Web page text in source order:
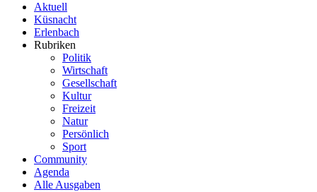
Aktuell
Küsnacht
Erlenbach
Rubriken
Politik
Wirtschaft
Gesellschaft
Kultur
Freizeit
Natur
Persönlich
Sport
Community
Agenda
Alle Ausgaben